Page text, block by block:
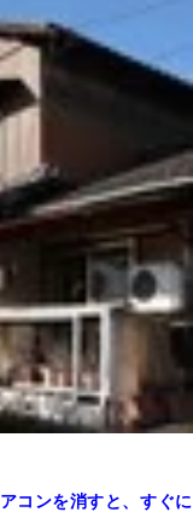
コンを消すと、すぐに